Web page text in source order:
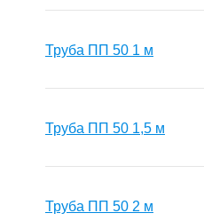
Труба ПП 50 1 м
Труба ПП 50 1,5 м
Труба ПП 50 2 м